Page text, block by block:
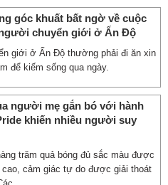
góc khuất bất ngờ về cuộc
chuyển giới ở Ấn Độ
giới ở Ấn Độ thường phải đi ăn xin
để kiếm sống qua ngày.
người mẹ gắn bó với hành
khiến nhiều người suy
trăm quả bóng đủ sắc màu được
cảm giác tự do được giải thoát